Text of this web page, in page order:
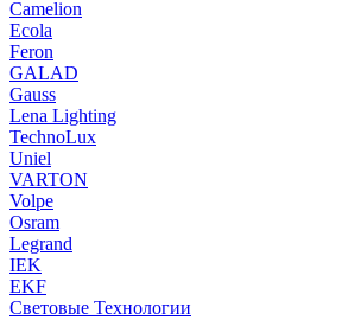
Camelion
Ecola
Feron
GALAD
Gauss
Lena Lighting
TechnoLux
Uniel
VARTON
Volpe
Osram
Legrand
IEK
EKF
Световые Технологии